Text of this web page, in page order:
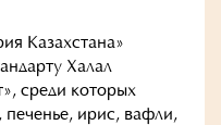
Казахстана»
Халал
среди которых
ирис, вафли,